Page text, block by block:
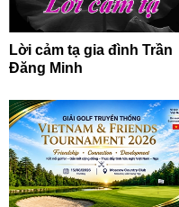
Lời cảm tạ gia đình Trần
Đăng Minh